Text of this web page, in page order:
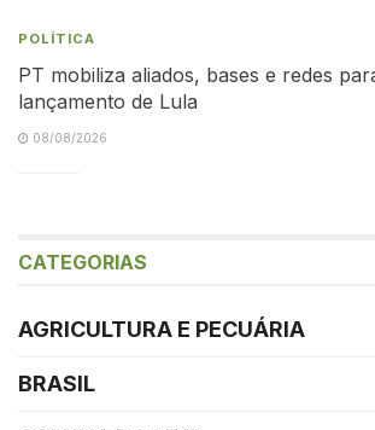
POLÍTICA
PT mobiliza aliados, bases e redes
lançamento de Lula
08/08/2026
CATEGORIAS
AGRICULTURA E PECUÁRIA
BRASIL